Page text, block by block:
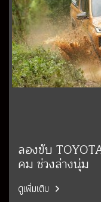
ลองขับ
คม ช่วงล่างนุ่ม
ดูเพิ่มเติม